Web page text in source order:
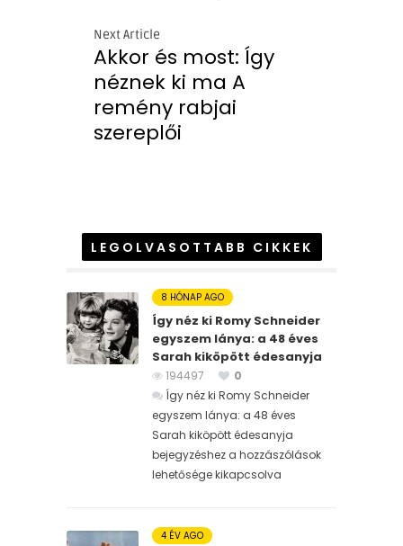
Next Article
Akkor és most: Így
néznek ki ma A
remény rabjai
szereplői
LEGOLVASOTTABB CIKKEK
8 HÓNAP AGO
Így néz ki Romy Schneider
egyszem lánya: a 48 éves
Sarah kiköpött édesanyja
194497
0
Így néz ki Romy Schneider
egyszem lánya: a 48 éves
Sarah kiköpött édesanyja
bejegyzéshez a hozzászólások
lehetősége kikapcsolva
4 ÉV AGO